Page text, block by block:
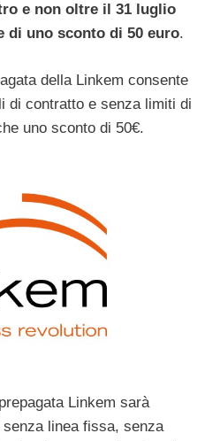
e non oltre il 31 luglio
di uno sconto di 50 euro.
della Linkem consente
di contratto e senza limiti di
uno sconto di 50€.
Linkem sarà
linea fissa, senza